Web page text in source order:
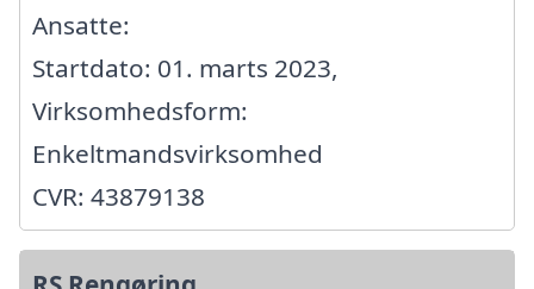
Ansatte:
Startdato: 01. marts 2023,
Virksomhedsform:
Enkeltmandsvirksomhed
CVR: 43879138